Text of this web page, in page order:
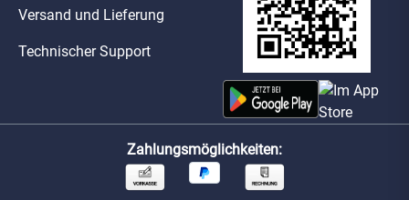
Versand und Lieferung
Technischer Support
Zahlungsmöglichkeiten: